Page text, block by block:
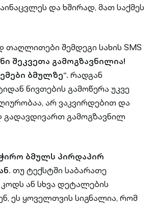
და ხშირად, მათ საქმეს
თაღლითები შემდეგი სახის SMS
შეკვეთა გამოგზავნილია!
ბმულზე“. რადგან
ნივთების გამოწერა უკვე
არ ვაკვირდებით და
გამოგზავნილ
ბმულს პირდაპირ
თუ ტექსტში საბარათე
კოდს ან სხვა დეტალების
ეს ყოველთვის სიგნალია, რომ